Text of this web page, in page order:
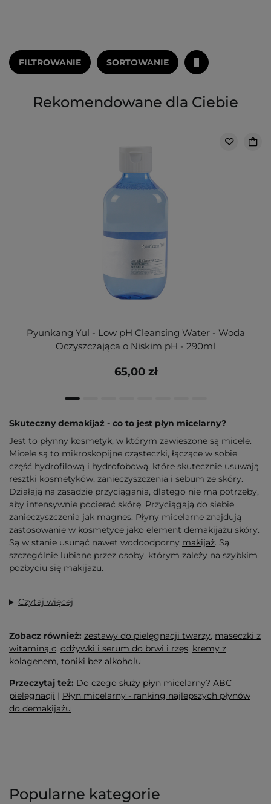
FILTROWANIE SORTOWANIE
Rekomendowane dla Ciebie
Pyunkang Yul - Low pH Cleansing Water - Woda
Oczyszczająca o Niskim pH - 290ml
65,00 zł
Skuteczny demakijaż - co to jest płyn micelarny?
Jest to płynny kosmetyk, w którym zawieszone są micele.
Micele są to mikroskopijne cząsteczki, łączące w sobie
część hydrofilową i hydrofobową, które skutecznie usuwają
resztki kosmetyków, zanieczyszczenia i sebum ze skóry.
Działają na zasadzie przyciągania, dlatego nie ma potrzeby,
aby intensywnie pocierać skórę. Przyciągają do siebie
zanieczyszczenia jak magnes. Płyny micelarne znajdują
zastosowanie w kosmetyce jako element demakijażu skóry.
Są w stanie usunąć nawet wodoodporny makijaż. Są
szczególnie lubiane przez osoby, którym zależy na szybkim
pozbyciu się makijażu.
Czytaj więcej
Zobacz również: zestawy do pielęgnacji twarzy, maseczki z
witaminą c, odżywki i serum do brwi i rzęs, kremy z
kolagenem, toniki bez alkoholu
Przeczytaj też: Do czego służy płyn micelarny? ABC
pielęgnacji | Płyn micelarny - ranking najlepszych płynów
do demakijażu
Popularne kategorie